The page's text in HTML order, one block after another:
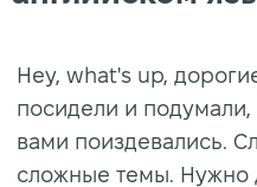
Hey, what's up,
посидели и подумали,
вами поиздевались.
сложные темы. Нужно